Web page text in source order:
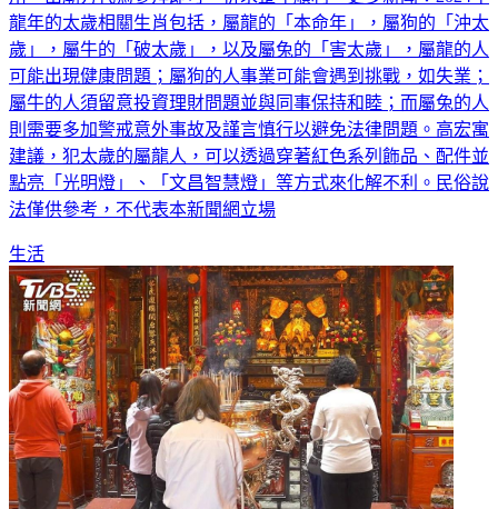
龍年的太歲相關生肖包括，屬龍的「本命年」，屬狗的「沖太
歲」，屬牛的「破太歲」，以及屬兔的「害太歲」，屬龍的人
可能出現健康問題；屬狗的人事業可能會遇到挑戰，如失業；
屬牛的人須留意投資理財問題並與同事保持和睦；而屬兔的人
則需要多加警戒意外事故及謹言慎行以避免法律問題。高宏寓
建議，犯太歲的屬龍人，可以透過穿著紅色系列飾品、配件並
點亮「光明燈」、「文昌智慧燈」等方式來化解不利。民俗說
法僅供參考，不代表本新聞網立場
生活